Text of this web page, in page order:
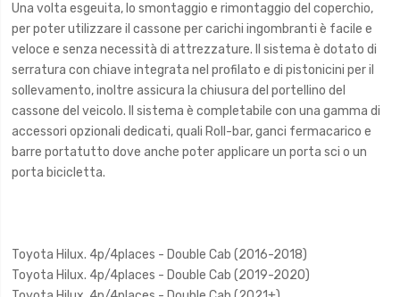
Una volta esgeuita, lo smontaggio e rimontaggio del coperchio,
per poter utilizzare il cassone per carichi ingombranti è facile e
veloce e senza necessità di attrezzature. Il sistema è dotato di
serratura con chiave integrata nel profilato e di pistonicini per il
sollevamento, inoltre assicura la chiusura del portellino del
cassone del veicolo. Il sistema è completabile con una gamma di
accessori opzionali dedicati, quali Roll-bar, ganci fermacarico e
barre portatutto dove anche poter applicare un porta sci o un
porta bicicletta.
Toyota Hilux. 4p/4places - Double Cab (2016-2018)
Toyota Hilux. 4p/4places - Double Cab (2019-2020)